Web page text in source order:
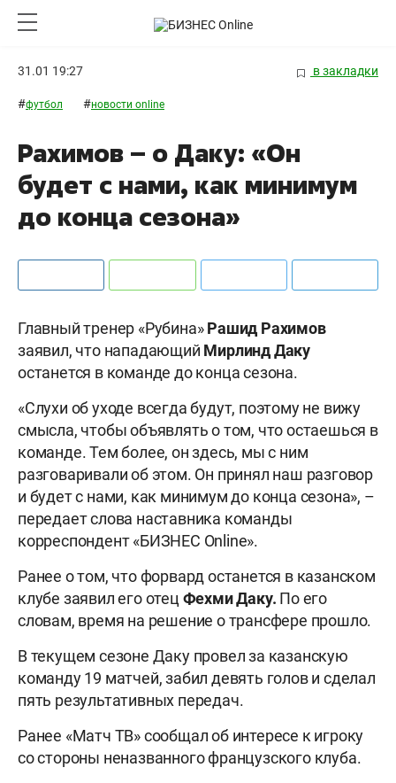
31.01 19:27 в закладки
#футбол #новости online
Рахимов – о Даку: «Он
будет с нами, как минимум
до конца сезона»
Главный тренер «Рубина»Рашид Рахимов
заявил, что нападающий Мирлинд Даку
останется в команде до конца сезона.
«Слухи об уходе всегда будут, поэтому не вижу
смысла, чтобы объявлять о том, что остаешься в
команде. Тем более, он здесь, мы с ним
разговаривали об этом. Он принял наш разговор
и будет с нами, как минимум до конца сезона», –
передает слова наставника команды
корреспондент «БИЗНЕС Online».
Ранее о том, что форвард останется в казанском
клубе заявил его отецФехми Даку. По его
словам, время на решение о трансфере прошло.
В текущем сезоне Даку провел за казанскую
команду 19 матчей, забил девять голов и сделал
пять результативных передач.
Ранее «Матч ТВ» сообщал об интересе к игроку
со стороны неназванного французского клуба.